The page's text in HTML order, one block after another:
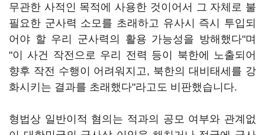
무관한 사적인 목적에 사용한 것이어서 그 자체로 불
필요한 군사력 소모를 초래하고 유사시 즉시 투입되
어야 할 우리 군사력의 활용 가능성을 방해했다"며
"이 사건 작전으로 우리 전력 등이 북한에 노출되어
향후 작전 수행이 어려워지고, 북한의 대비태세를 강
화시키는 결과를 초래했다"라고도 비판했습니다.
형법상 일반이적 혐의는 적과의 공모 여부와 관계없